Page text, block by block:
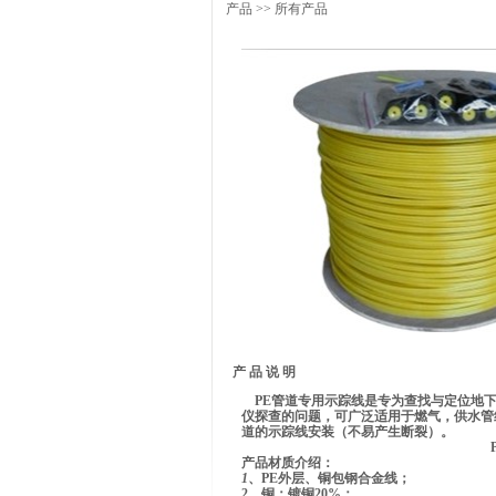
产品 >> 所有产品
产 品 说 明
PE管道专用示踪线是专为查找与定位地
仪探查的问题，可广泛适用于燃气，供水
道的示踪线安装（不易产生断裂）。
产品材质介绍：
1、PE外层、铜包钢合金线；